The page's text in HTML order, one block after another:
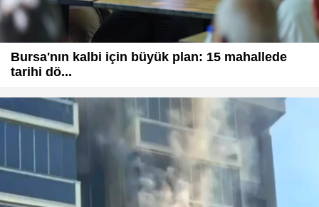
Bursa'nın kalbi için büyük plan: 15 mahallede
tarihi dö...